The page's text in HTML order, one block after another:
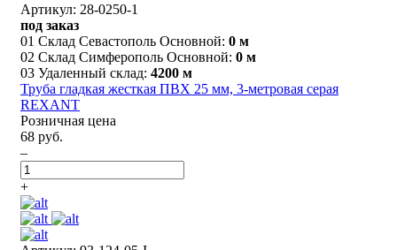
Артикул: 28-0250-1
под заказ
01 Склад Севастополь Основной: 0 м
02 Склад Симферополь Основной: 0 м
03 Удаленный склад: 4200 м
Труба гладкая жесткая ПВХ 25 мм, 3-метровая серая
REXANT
Розничная цена
68 руб.
–
+